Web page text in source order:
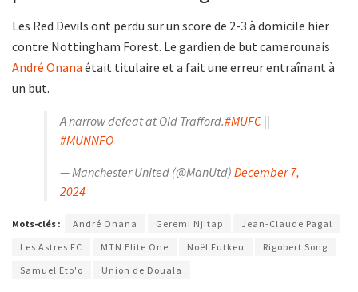
Les Red Devils ont perdu sur un score de 2-3 à domicile hier
contre Nottingham Forest. Le gardien de but camerounais
André Onana était titulaire et a fait une erreur entraînant à
un but.
A narrow defeat at Old Trafford.#MUFC ||
#MUNNFO
— Manchester United (@ManUtd) December 7,
2024
Mots-clés : André Onana Geremi Njitap
Jean-Claude Pagal
Les Astres FC
MTN Elite One Noël Futkeu
Rigobert Song
Samuel Eto'o
Union de Douala